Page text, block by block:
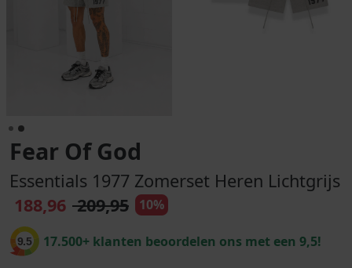
Fear Of God
Essentials 1977 Zomerset Heren Lichtgrijs
188,96 209,95 10%
9.5 17.500+ klanten beoordelen ons met een 9,5!